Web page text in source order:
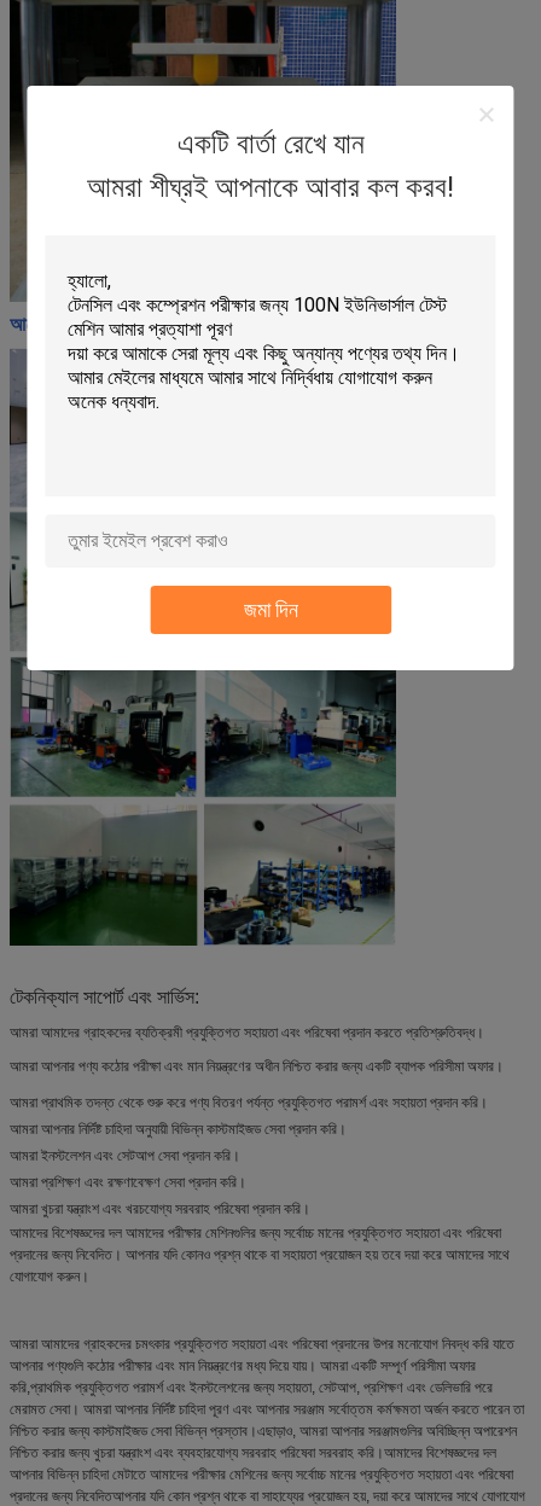
একটি বার্তা রেখে যান
আমরা শীঘ্রই আপনাকে আবার কল করব!
জমা দিন
আমাদের কর্মশালা:
টেকনিক্যাল সাপোর্ট এবং সার্ভিস:
আমরা আমাদের গ্রাহকদের ব্যতিক্রমী প্রযুক্তিগত সহায়তা এবং পরিষেবা প্রদান করতে প্রতিশ্রুতিবদ্ধ।
আমরা আপনার পণ্য কঠোর পরীক্ষা এবং মান নিয়ন্ত্রণের অধীন নিশ্চিত করার জন্য একটি ব্যাপক পরিসীমা অফার।
আমরা প্রাথমিক তদন্ত থেকে শুরু করে পণ্য বিতরণ পর্যন্ত প্রযুক্তিগত পরামর্শ এবং সহায়তা প্রদান করি।
আমরা আপনার নির্দিষ্ট চাহিদা অনুযায়ী বিভিন্ন কাস্টমাইজড সেবা প্রদান করি।
আমরা ইনস্টলেশন এবং সেটআপ সেবা প্রদান করি।
আমরা প্রশিক্ষণ এবং রক্ষণাবেক্ষণ সেবা প্রদান করি।
আমরা খুচরা যন্ত্রাংশ এবং খরচযোগ্য সরবরাহ পরিষেবা প্রদান করি।
আমাদের বিশেষজ্ঞদের দল আমাদের পরীক্ষার মেশিনগুলির জন্য সর্বোচ্চ মানের প্রযুক্তিগত সহায়তা এবং পরিষেবা
প্রদানের জন্য নিবেদিত। আপনার যদি কোনও প্রশ্ন থাকে বা সহায়তা প্রয়োজন হয় তবে দয়া করে আমাদের সাথে
যোগাযোগ করুন।
আমরা আমাদের গ্রাহকদের চমৎকার প্রযুক্তিগত সহায়তা এবং পরিষেবা প্রদানের উপর মনোযোগ নিবদ্ধ করি যাতে
আপনার পণ্যগুলি কঠোর পরীক্ষার এবং মান নিয়ন্ত্রণের মধ্য দিয়ে যায়। আমরা একটি সম্পূর্ণ পরিসীমা অফার
করি,প্রাথমিক প্রযুক্তিগত পরামর্শ এবং ইনস্টলেশনের জন্য সহায়তা, সেটআপ, প্রশিক্ষণ এবং ডেলিভারি পরে
মেরামত সেবা। আমরা আপনার নির্দিষ্ট চাহিদা পূরণ এবং আপনার সরঞ্জাম সর্বোত্তম কর্মক্ষমতা অর্জন করতে পারেন তা
নিশ্চিত করার জন্য কাস্টমাইজড সেবা বিভিন্ন প্রস্তাব।এছাড়াও, আমরা আপনার সরঞ্জামগুলির অবিচ্ছিন্ন অপারেশন
নিশ্চিত করার জন্য খুচরা যন্ত্রাংশ এবং ব্যবহারযোগ্য সরবরাহ পরিষেবা সরবরাহ করি।আমাদের বিশেষজ্ঞদের দল
আপনার বিভিন্ন চাহিদা মেটাতে আমাদের পরীক্ষার মেশিনের জন্য সর্বোচ্চ মানের প্রযুক্তিগত সহায়তা এবং পরিষেবা
প্রদানের জন্য নিবেদিতআপনার যদি কোন প্রশ্ন থাকে বা সাহায্যের প্রয়োজন হয়, দয়া করে আমাদের সাথে যোগাযোগ